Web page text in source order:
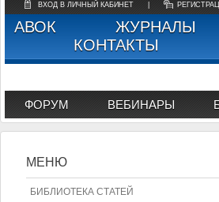
ВХОД В ЛИЧНЫЙ КАБИНЕТ
АВОК ЖУРНАЛЫ
КОНТАКТЫ
ФОРУМ ВЕБИНАРЫ
МЕНЮ
БИБЛИОТЕКА СТАТЕЙ